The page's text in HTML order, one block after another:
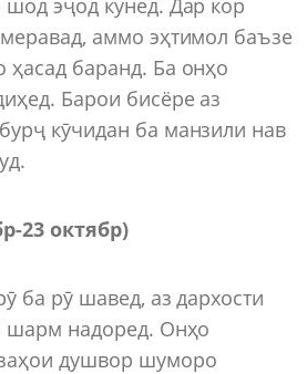
эҷод кунед. Дар кор
аммо эҳтимол баъзе
баранд. Ба онҳо
Барои бисёре аз
кӯчидан ба манзили нав
-23 октябр)
ба рӯ шавед, аз дархости
шарм надоред. Онҳо
душвор шуморо